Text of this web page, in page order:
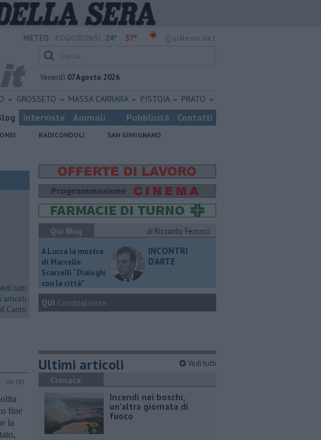
METEO: 24° 37°
Venerdì 07 Agosto 2026
GROSSETO MASSA CARRARA PISTOIA PRATO
Interviste Animali Pubblicità Contatti
RADICONDOLI
SAN GIMIGNANO
tutti
articoli
Canto
08:00
fine
la
Qui Blog
di Riccardo Ferrucci
A Lucca la mostra
di Marcello
Scarselli “Dialoghi
con la città"
INCONTRI
D'ARTE
QUI Condoglianze
Ultimi articoli Vedi tutti
Cronaca
Incendi nei boschi,
un'altra giornata di
fuoco